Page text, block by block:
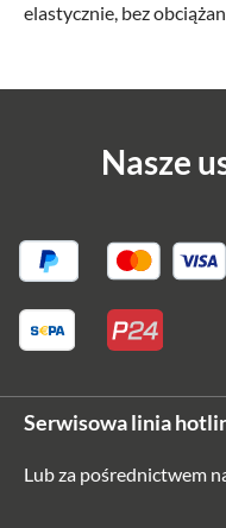
elastycznie, bez
Nasze
Serwisowa linia
Lub za pośrednictwem